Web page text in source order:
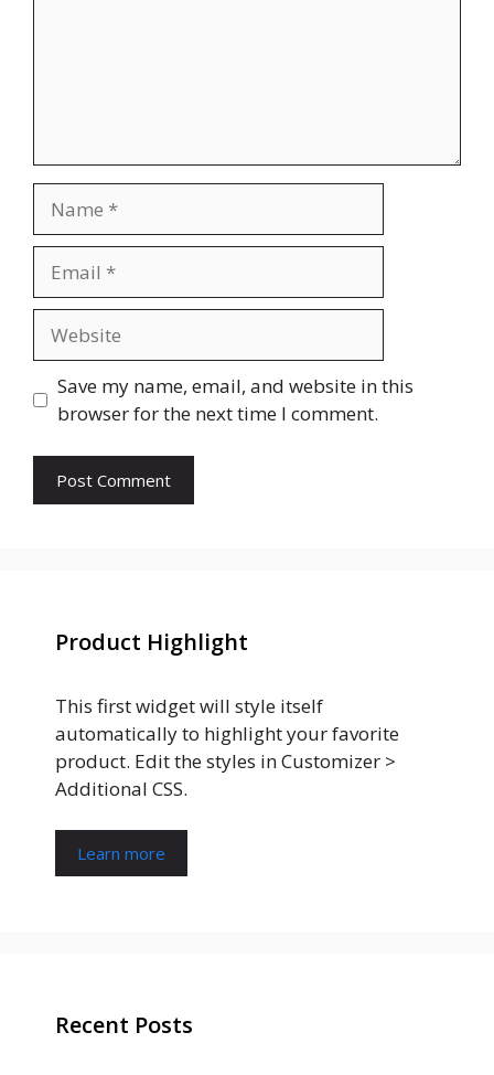
Save my name, email, and website in this
browser for the next time I comment.
Product Highlight
This first widget will style itself
automatically to highlight your favorite
product. Edit the styles in Customizer >
Additional CSS.
Learn more
Recent Posts